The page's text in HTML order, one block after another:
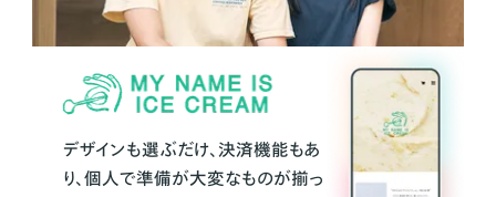
デザインも選ぶだけ、決済機能もあ
り、個人で準備が大変なものが揃っ